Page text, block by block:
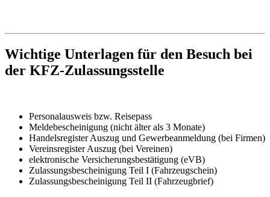
Wichtige Unterlagen für den Besuch bei
der KFZ-Zulassungsstelle
Personalausweis bzw. Reisepass
Meldebescheinigung (nicht älter als 3 Monate)
Handelsregister Auszug und Gewerbeanmeldung (bei Firmen)
Vereinsregister Auszug (bei Vereinen)
elektronische Versicherungsbestätigung (eVB)
Zulassungsbescheinigung Teil I (Fahrzeugschein)
Zulassungsbescheinigung Teil II (Fahrzeugbrief)